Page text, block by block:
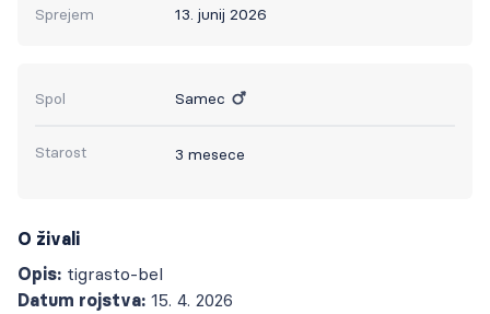
Sprejem 13. junij 2026
Spol Samec
Starost 3 mesece
O živali
Opis: tigrasto-bel
Datum rojstva: 15. 4. 2026